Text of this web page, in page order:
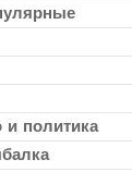
политика